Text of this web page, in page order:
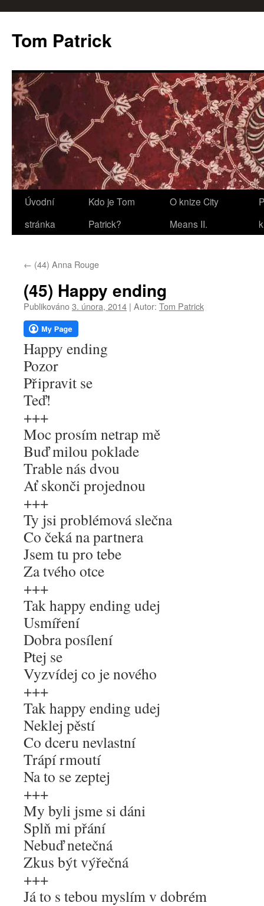
Tom Patrick
Přejít
webu
Úvodní
stránka
Kdo je Tom
Patrick?
O knize City
Means II.
← (44) Anna Rouge
(45) Happy ending
Publikováno3. února, 2014 | Autor: Tom Patrick
Happy ending
Pozor
Připravit se
Teď!
+++
Moc prosím netrap mě
Buď milou poklade
Trable nás dvou
Ať skonči projednou
+++
Ty jsi problémová slečna
Co čeká na partnera
Jsem tu pro tebe
Za tvého otce
+++
Tak happy ending udej
Usmíření
Dobra posílení
Ptej se
Vyzvídej co je nového
+++
Tak happy ending udej
Neklej pěstí
Co dceru nevlastní
Trápí rmoutí
Na to se zeptej
+++
My byli jsme si dáni
Splň mi přání
Nebuď netečná
Zkus být výřečná
+++
Já to s tebou myslím v dobrém